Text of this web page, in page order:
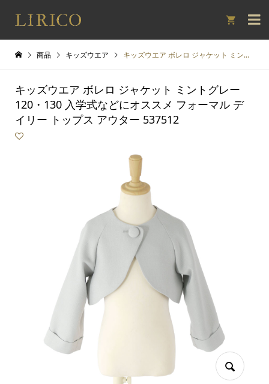

商品 キッズウエア キッズウエア ボレロ ジャケット ミントグレー 120・130 入学式などにオススメ フォーマル デイリー トップス アウター 537512
キッズウエア ボレロ ジャケット ミントグレー
120・130 入学式などにオススメ フォーマル デ
イリー トップス アウター 537512